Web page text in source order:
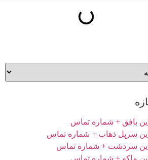
بافق + شماره تماس
سرپل ذهاب + شماره تماس
سردشت + شماره تماس
ماکو + شماره تماس